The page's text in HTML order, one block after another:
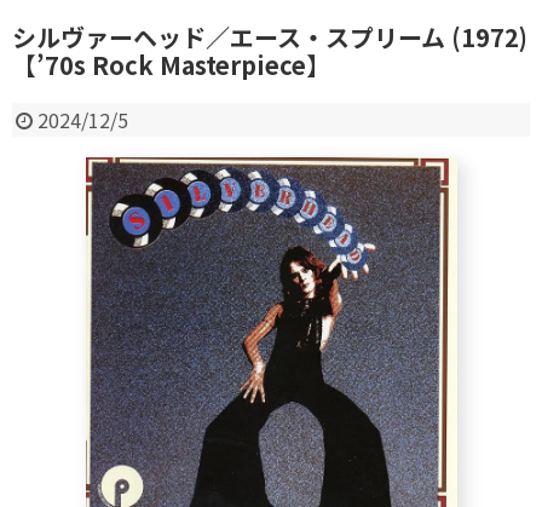
シルヴァーヘッド／エース・スプリーム (1972)
【’70s Rock Masterpiece】
2024/12/5